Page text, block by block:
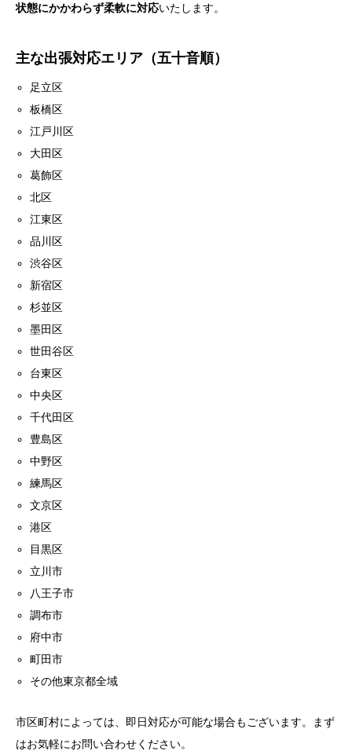
状態にかかわらず柔軟に対応いたします。
主な出張対応エリア（五十音順）
足立区
板橋区
江戸川区
大田区
葛飾区
北区
江東区
品川区
渋谷区
新宿区
杉並区
墨田区
世田谷区
台東区
中央区
千代田区
豊島区
中野区
練馬区
文京区
港区
目黒区
立川市
八王子市
調布市
府中市
町田市
その他東京都全域
市区町村によっては、即日対応が可能な場合もございます。まず
はお気軽にお問い合わせください。